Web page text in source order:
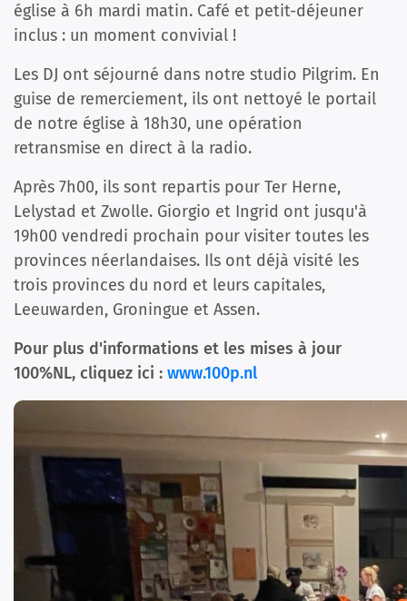
église à 6h mardi matin. Café et petit-déjeuner
inclus : un moment convivial !
Les DJ ont séjourné dans notre studio Pilgrim. En
guise de remerciement, ils ont nettoyé le portail
de notre église à 18h30, une opération
retransmise en direct à la radio.
Après 7h00, ils sont repartis pour Ter Herne,
Lelystad et Zwolle. Giorgio et Ingrid ont jusqu'à
19h00 vendredi prochain pour visiter toutes les
provinces néerlandaises. Ils ont déjà visité les
trois provinces du nord et leurs capitales,
Leeuwarden, Groningue et Assen.
Pour plus d'informations et les mises à jour
100%NL, cliquez ici : www.100p.nl